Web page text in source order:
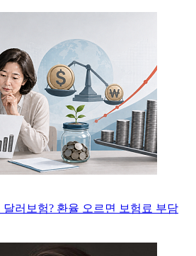
달러보험? 환율 오르면 보험료 부담